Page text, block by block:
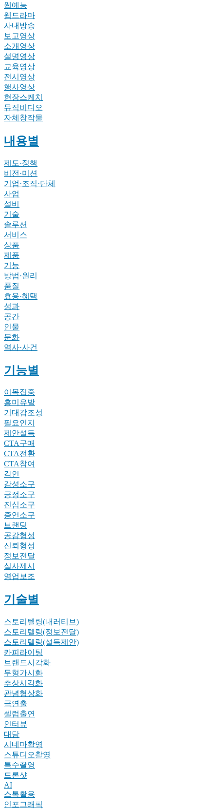
웹예능
웹드라마
사내방송
보고영상
소개영상
설명영상
교육영상
전시영상
행사영상
현장스케치
뮤직비디오
자체창작물
내용별
제도·정책
비전·미션
기업·조직·단체
사업
설비
기술
솔루션
서비스
상품
제품
기능
방법·원리
품질
효용·혜택
성과
공간
인물
문화
역사·사건
기능별
이목집중
흥미유발
기대감조성
필요인지
제안설득
CTA구매
CTA전환
CTA참여
각인
감성소구
긍정소구
진심소구
증언소구
브랜딩
공감형성
신뢰형성
정보전달
실사제시
영업보조
기술별
스토리텔링(내러티브)
스토리텔링(정보전달)
스토리텔링(설득제안)
카피라이팅
브랜드시각화
무형가시화
추상시각화
관념형상화
극연출
셀럽출연
인터뷰
대담
시네마촬영
스튜디오촬영
특수촬영
드론샷
AI
스톡활용
인포그래픽